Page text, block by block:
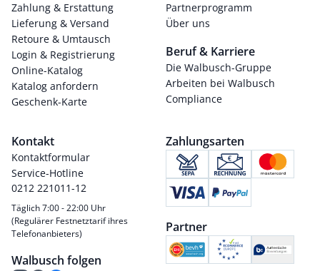
Zahlung & Erstattung
Lieferung & Versand
Retoure & Umtausch
Login & Registrierung
Online-Katalog
Katalog anfordern
Geschenk-Karte
Partnerprogramm
Über uns
Beruf & Karriere
Die Walbusch-Gruppe
Arbeiten bei Walbusch
Compliance
Kontakt
Kontaktformular
Service-Hotline
0212 221011-12
Täglich 7:00 - 22:00 Uhr
(Regulärer Festnetztarif ihres
Telefonanbieters)
Walbusch folgen
Zahlungsarten
Partner